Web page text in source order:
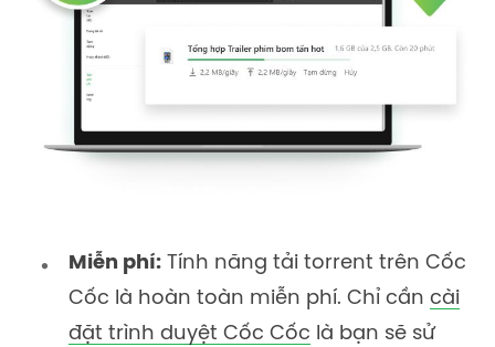
Miễn phí: Tính năng tải torrent trên Cốc
Cốc là hoàn toàn miễn phí. Chỉ cần cài
đặt trình duyệt Cốc Cốc là bạn sẽ sử